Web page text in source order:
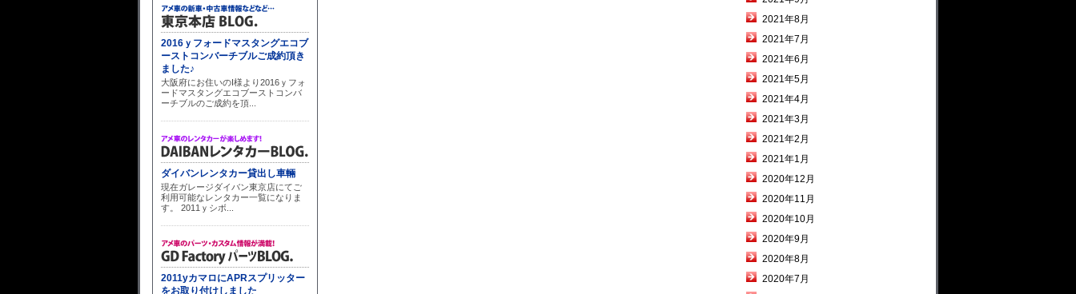
2021年8月
2021年7月
2021年6月
2021年5月
2021年4月
2021年3月
2021年2月
2021年1月
2020年12月
2020年11月
2020年10月
2020年9月
2020年8月
2020年7月